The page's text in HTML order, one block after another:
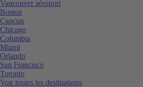
Vancouver aéroport
Boston
Cancun
Chicago
Columbia
Miami
Orlando
San Francisco
Toronto
Voir toutes les destinations